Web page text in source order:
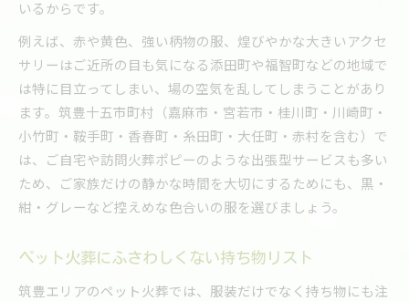
いるからです。
例えば、赤や黄色、強い柄物の服、煌びやかな大きいアクセ
サリーはご近所の目も気になる添田町や福智町などの地域で
は特に目立ってしまい、場の空気を乱してしまうことがあり
ます。筑豊十五市町村（嘉麻市・宮若市・桂川町・川崎町・
小竹町・鞍手町・香春町・糸田町・大任町・赤村を含む）で
は、ご自宅や訪問火葬ポピーのような出張型サービスも多い
ため、ご家族だけの静かな時間を大切にするためにも、黒・
紺・グレーなど控えめな色合いの服を選びましょう。
ペット火葬にふさわしくない持ち物リスト
筑豊エリアのペット火葬では、服装だけでなく持ち物にも注